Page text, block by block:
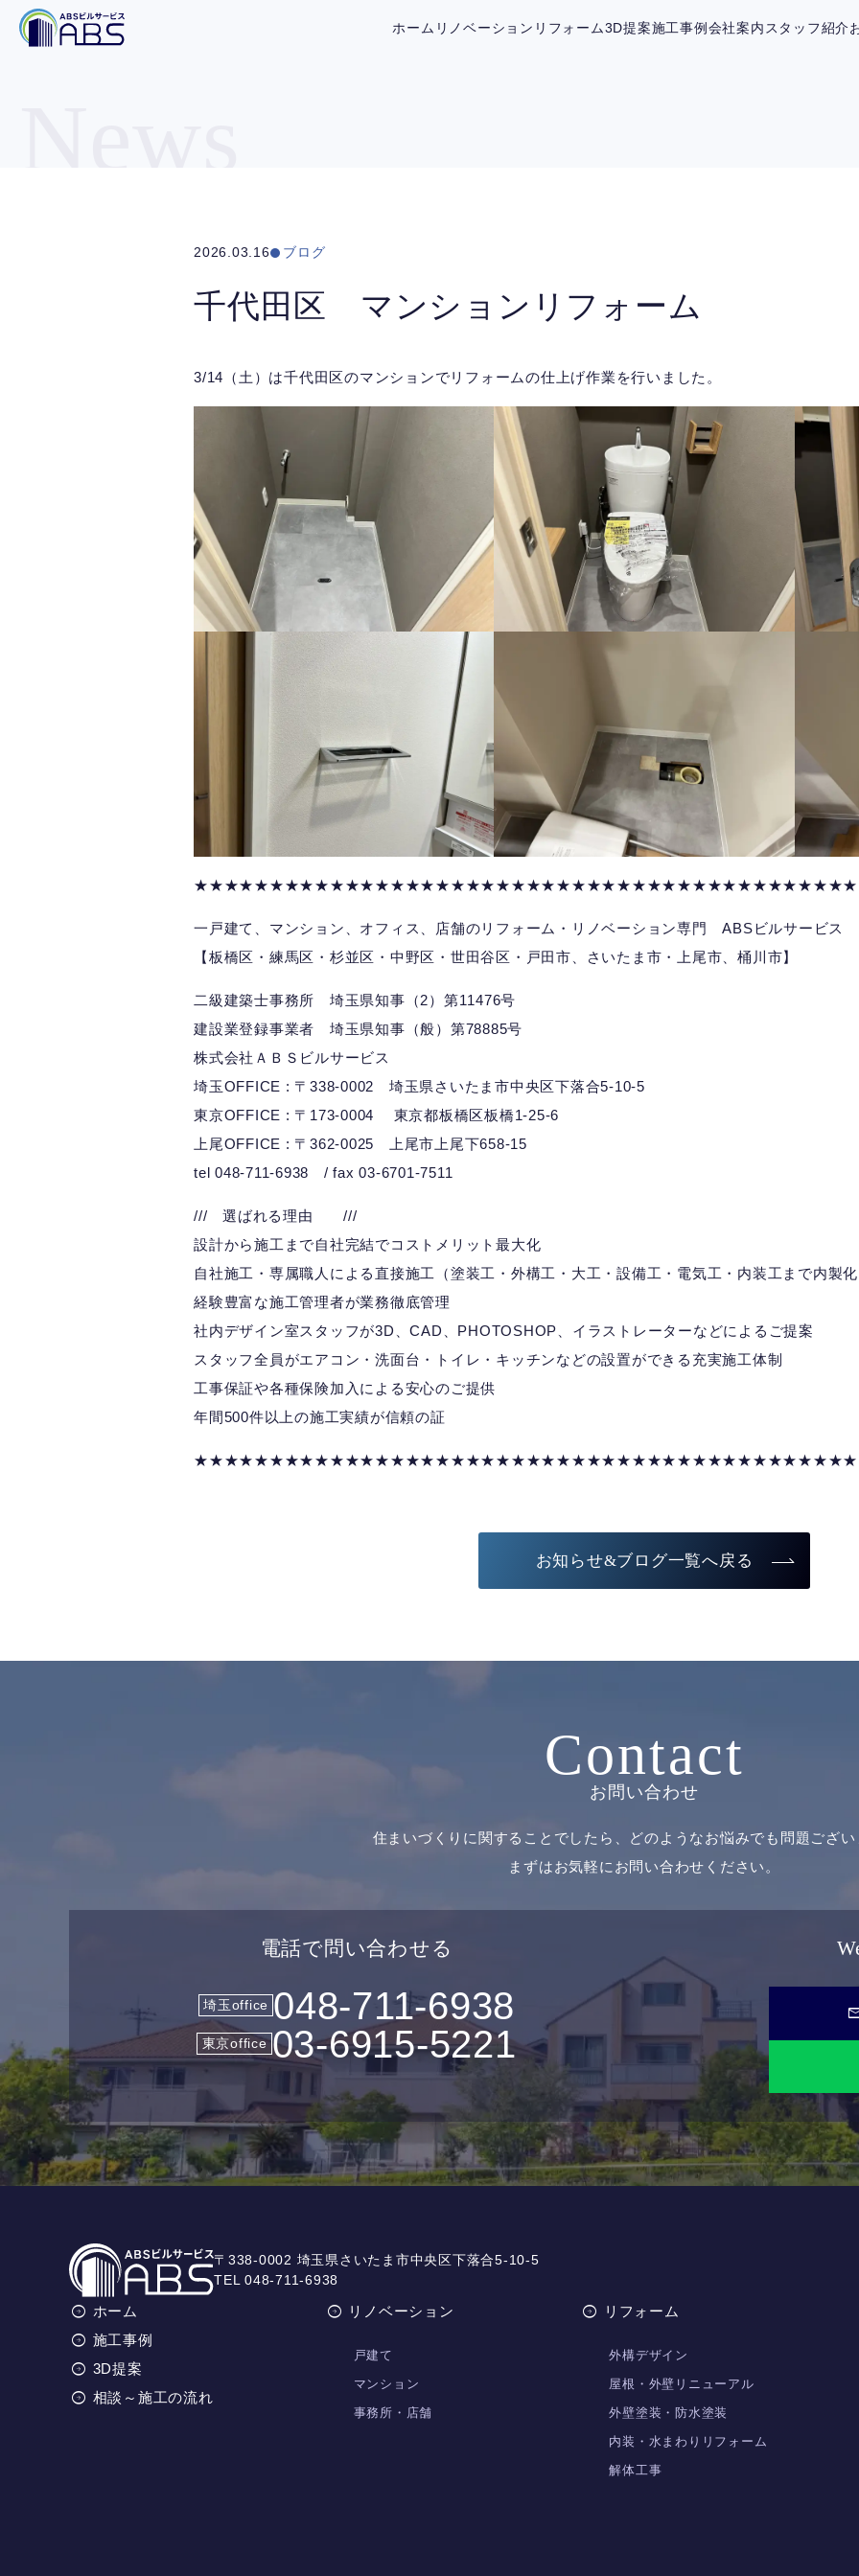
ホーム リノベーション リフォーム3D提案施工事例 会社案内 スタッフ紹介
2026.03.16 ブログ
千代田区 マンションリフォーム
3/14（土）は千代田区のマンションでリフォームの仕上げ作業を行いました。
★★★★★★★★★★★★★★★★★★★★★★★★★★★★★★★★★★★★★★★★★★★★
一戸建て、マンション、オフィス、店舗のリフォーム・リノベーション専門 ABSビルサービス
【板橋区・練馬区・杉並区・中野区・世田谷区・戸田市、さいたま市・上尾市、桶川市】
二級建築士事務所 埼玉県知事（2）第11476号
建設業登録事業者 埼玉県知事（般）第78885号
株式会社ＡＢＳビルサービス
埼玉OFFICE : 〒338-0002 埼玉県さいたま市中央区下落合5-10-5
東京OFFICE : 〒173-0004 東京都板橋区板橋1-25-6
上尾OFFICE : 〒362-0025 上尾市上尾下658-15
tel 048-711-6938 / fax 03-6701-7511
/// 選ばれる理由 ///
設計から施工まで自社完結でコストメリット最大化
自社施工・専属職人による直接施工（塗装工・外構工・大工・設備工・電気工・内装工まで内製
経験豊富な施工管理者が業務徹底管理
社内デザイン室スタッフが3D、CAD、PHOTOSHOP、イラストレーターなどによるご提案
スタッフ全員がエアコン・洗面台・トイレ・キッチンなどの設置ができる充実施工体制
工事保証や各種保険加入による安心のご提供
年間500件以上の施工実績が信頼の証
★★★★★★★★★★★★★★★★★★★★★★★★★★★★★★★★★★★★★★★★★★★★
お知らせ&ブログ一覧へ戻る
Contact
お問い合わせ
住まいづくりに関することでしたら、どのようなお悩みでも問題ござ
まずはお気軽にお問い合わせください。
電話で問い合わせる
埼玉office 048-711-6938
東京office 03-6915-5221
〒338-0002 埼玉県さいたま市中央区下落合5-10-5
TEL 048-711-6938
ホーム
施工事例
3D提案
相談～施工の流れ
リノベーション
戸建て
マンション
事務所・店舗
リフォーム
外構デザイン
屋根・外壁リニューアル
外壁塗装・防水塗装
内装・水まわりリフォーム
解体工事